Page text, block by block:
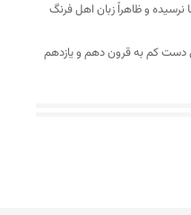
نرسیده و ظاهراً زبان اهل فرنگ
دست کم به قرون دهم و یازدهم